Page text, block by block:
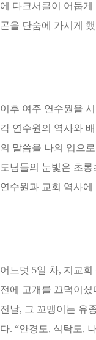
에 다크서클이 어둡게
곤을 단숨에 가시게
이후 여주 연수원을
각 연수원의 역사와
의 말씀을 나의 입으
도님들의 눈빛은 초
연수원과 교회 역사
어느덧 5일 차, 지교
전에 고개를 끄덕이셨
전날, 그 꼬맹이는 유
다. “안경도, 식탁도,